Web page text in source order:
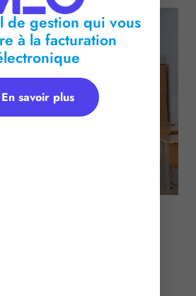
de locaux qu’elle
établissements scolaires.
cours, elle revendique le
de taxe annuelle sur les
Ile-de-France, ce que
Pourquoi ?
de gestion qui vous
à la facturation
En savoir plus